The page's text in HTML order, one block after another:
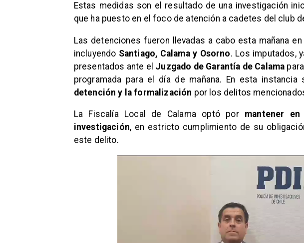
Estas medidas son el resultado de una investigación
que ha puesto en el foco de atención a cadetes del club
Las detenciones fueron llevadas a cabo esta mañana
incluyendo Santiago, Calama y Osorno. Los imputados,
presentados ante el Juzgado de Garantía de Calama
programada para el día de mañana. En esta instancia
detención y la formalización por los delitos
La Fiscalía Local de Calama optó por mantener
investigación, en estricto cumplimiento de su
este delito.